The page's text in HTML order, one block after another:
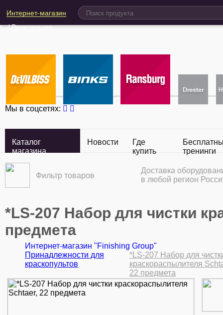
Интернет-магазин
/Регистрация
Мы в соцсетях:
Каталог
магазина
Новости
Где
купить
тренинги
Фильтр товаров
Доставка
в любой регион
*LS-207 Набор для чистки
предмета
Интернет-магазин "Finishing Group"
Принадлежности для
краскопультов
*LS-207 Набор для
краскораспылителя
22 предмета